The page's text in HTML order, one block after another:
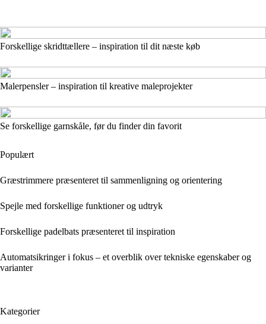
Forskellige skridttællere – inspiration til dit næste køb
Malerpensler – inspiration til kreative maleprojekter
Se forskellige garnskåle, før du finder din favorit
Populært
Græstrimmere præsenteret til sammenligning og orientering
Spejle med forskellige funktioner og udtryk
Forskellige padelbats præsenteret til inspiration
Automatsikringer i fokus – et overblik over tekniske egenskaber og
varianter
Kategorier